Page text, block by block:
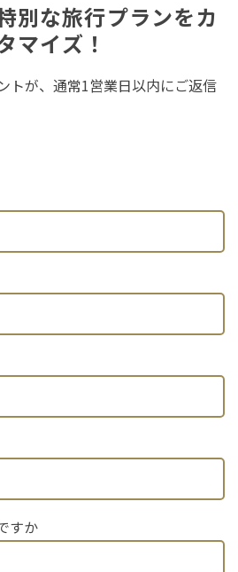
別な旅行プランをカ
マイズ！
トが、通常1営業日以内にご返信
すか